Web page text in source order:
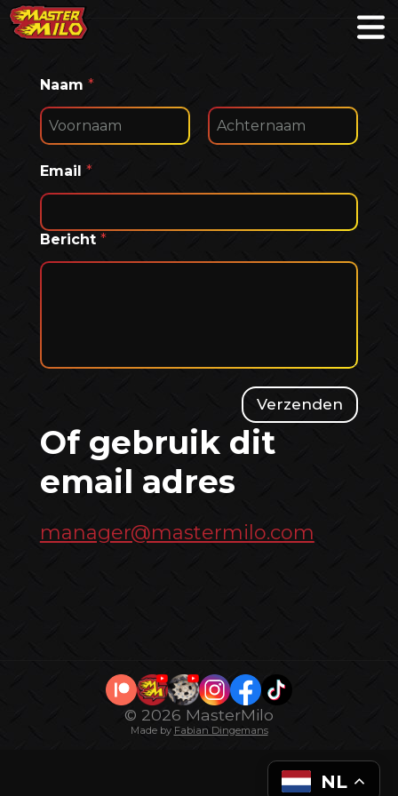
Naam *
Email *
Bericht *
Verzenden
Of gebruik dit
email adres
manager@mastermilo.com
© 2026 MasterMilo
Made by Fabian Dingemans
NL